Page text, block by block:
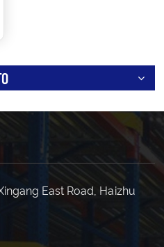
East Road, Haizhu